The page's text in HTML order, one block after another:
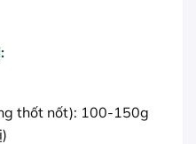
thốt nốt): 100-150g